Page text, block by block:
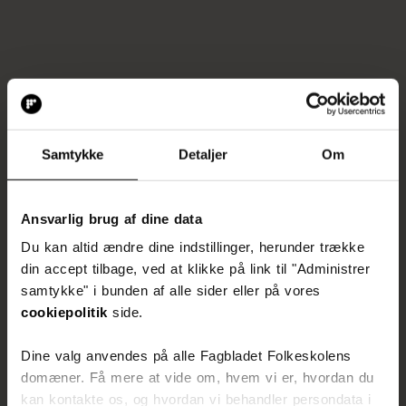
Samtykke Detaljer Om
Ansvarlig brug af dine data
Du kan altid ændre dine indstillinger, herunder trække
din accept tilbage, ved at klikke på link til "Administrer
samtykke" i bunden af alle sider eller på vores
cookiepolitik side.
Dine valg anvendes på alle Fagbladet Folkeskolens
domæner. Få mere at vide om, hvem vi er, hvordan du
kan kontakte os, og hvordan vi behandler persondata i